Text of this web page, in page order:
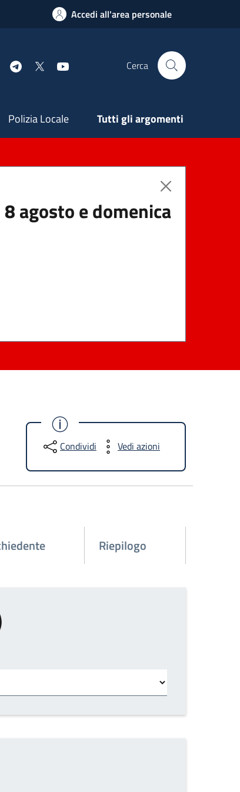
Accedi all'area personale
InstagramTelegram Cerca
Polizia Locale Tutti gli argomenti
agosto e domenica
Condividi Vedi azioni
Riepilogo